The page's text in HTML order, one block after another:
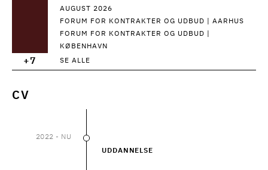
AUGUST 2026
FORUM FOR KONTRAKTER OG UDBUD | AARHUS
FORUM FOR KONTRAKTER OG UDBUD |
KØBENHAVN
+7 SE ALLE
CV
2022 - NU
UDDANNELSE